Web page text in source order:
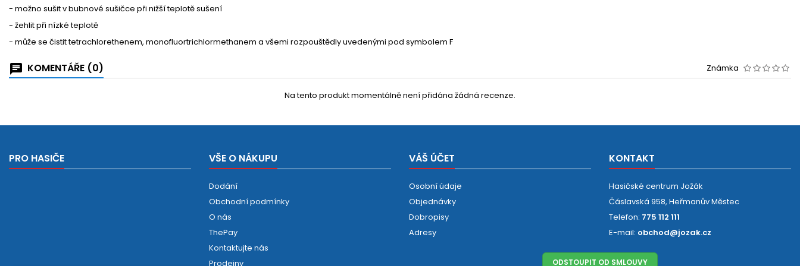
- možno sušit v bubnové sušičce při nižší teplotě sušení
- žehlit při nízké teplotě
- může se čistit tetrachlorethenem, monofluortrichlormethanem a všemi rozpouštědly uvedenými pod symbolem F
KOMENTÁŘE (0) Známka
Na tento produkt momentálně není přidána žádná recenze.
PRO HASIČE VŠE O NÁKUPU
Dodání
Obchodní podmínky
O nás
ThePay
Kontaktujte nás
Prodejny
VÁŠ ÚČET
Osobní údaje
Objednávky
Dobropisy
Adresy
KONTAKT
Hasičské centrum Jožák
Čáslavská 958, Heřmanův Městec
Telefon: 775 112 111
E-mail: obchod@jozak.cz
ODSTOUPIT OD SMLOUVY